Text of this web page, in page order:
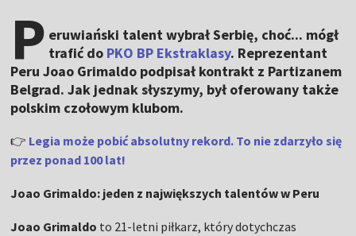
P eruwiański talent wybrał Serbię, choć... mógł
trafić do PKO BP Ekstraklasy. Reprezentant
Peru Joao Grimaldo podpisał kontrakt z Partizanem
Belgrad. Jak jednak słyszymy, był oferowany także
polskim czołowym klubom.
👉 Legia może pobić absolutny rekord. To nie zdarzyło się
przez ponad 100 lat!
Joao Grimaldo: jeden z największych talentów w Peru
Joao Grimaldo to 21-letni piłkarz, który dotychczas